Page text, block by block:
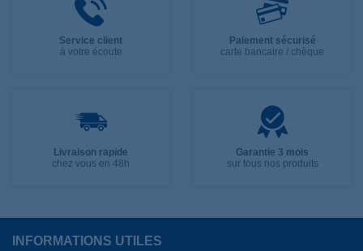
Service client
à votre écoute
Paiement sécurisé
carte bancaire / chèque
Livraison rapide
chez vous en 48h
Garantie 3 mois
sur tous nos produits
INFORMATIONS UTILES